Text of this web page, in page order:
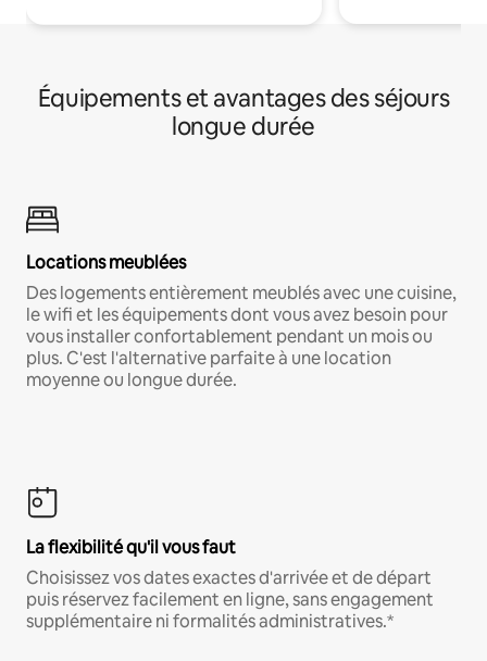
Équipements et avantages des séjours
longue durée
Locations meublées
Des logements entièrement meublés avec une cuisine,
le wifi et les équipements dont vous avez besoin pour
vous installer confortablement pendant un mois ou
plus. C'est l'alternative parfaite à une location
moyenne ou longue durée.
La flexibilité qu'il vous faut
Choisissez vos dates exactes d'arrivée et de départ
puis réservez facilement en ligne, sans engagement
supplémentaire ni formalités administratives.*